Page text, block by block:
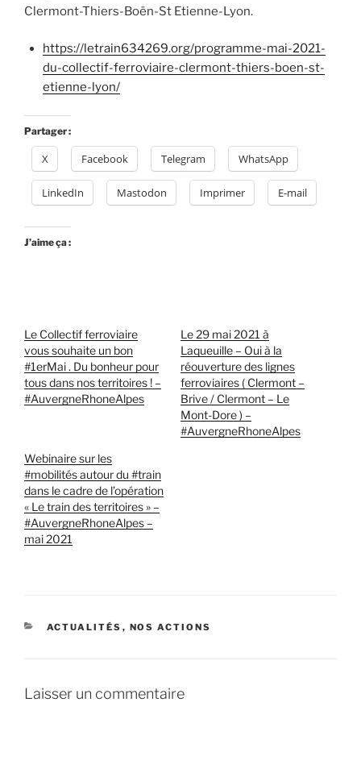
Clermont-Thiers-Boën-St Etienne-Lyon.
https://letrain634269.org/programme-mai-2021-
du-collectif-ferroviaire-clermont-thiers-boen-st-
etienne-lyon/
Partager :
X Facebook Telegram WhatsApp
LinkedIn Mastodon Imprimer E-mail
J’aime ça :
Le Collectif ferroviaire
vous souhaite un bon
#1erMai . Du bonheur pour
tous dans nos territoires ! –
#AuvergneRhoneAlpes
Le 29 mai 2021 à
Laqueuille – Oui à la
réouverture des lignes
ferroviaires ( Clermont –
Brive / Clermont – Le
Mont-Dore ) –
#AuvergneRhoneAlpes
Webinaire sur les
#mobilités autour du #train
dans le cadre de l’opération
« Le train des territoires » –
#AuvergneRhoneAlpes –
mai 2021
CATÉGORIES
ACTUALITÉS , NOS ACTIONS
Laisser un commentaire